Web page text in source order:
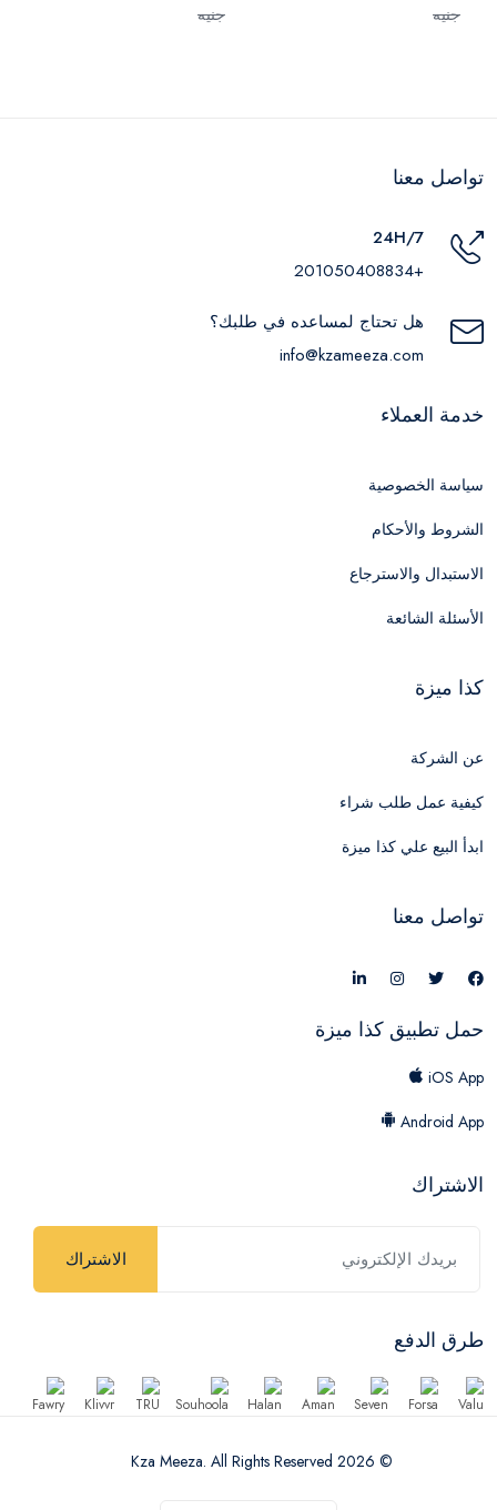
جنيه
جنيه
تواصل معنا
24H/7
+201050408834
هل تحتاج لمساعده في طلبك؟
info@kzameeza.com
خدمة العملاء
سياسة الخصوصية
الشروط والأحكام
الاستبدال والاسترجاع
الأسئلة الشائعة
كذا ميزة
عن الشركة
كيفية عمل طلب شراء
ابدأ البيع علي كذا ميزة
تواصل معنا
حمل تطبيق كذا ميزة
iOS App
Android App
الاشتراك
الاشتراك
طرق الدفع
© 2026 Kza Meeza. All Rights Reserved